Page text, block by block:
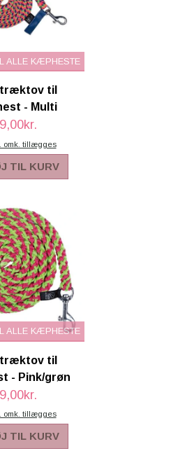
ALLE KÆPHESTE
træktov til
- Multi
omk. tillægges
TIL KURV
ALLE KÆPHESTE
træktov til
- Pink/grøn
omk. tillægges
TIL KURV